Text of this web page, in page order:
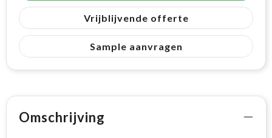
Vrijblijvende offerte
Sample aanvragen
Omschrijving